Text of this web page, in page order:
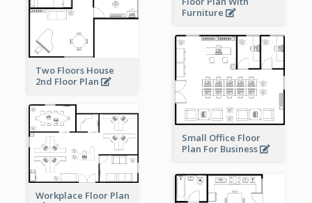
Furniture
Two Floors House
2nd Floor Plan
Small Office Floor
Plan For Business
Workplace Floor Plan